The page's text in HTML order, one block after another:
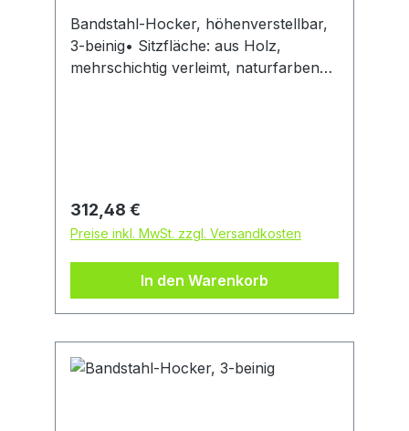
Bandstahl-Hocker, höhenverstellbar,
3-beinig• Sitzfläche: aus Holz,
mehrschichtig verleimt, naturfarben
robust.Hersteller: Dringenberg GmbH,
In den Mühlwiesen 15-19, 74182
Obersulm-Sülzbach, DE, 0049 7134
503-0, info@dringenberg.com
Regulärer Preis:
312,48 €
Preise inkl. MwSt. zzgl. Versandkosten
In den Warenkorb